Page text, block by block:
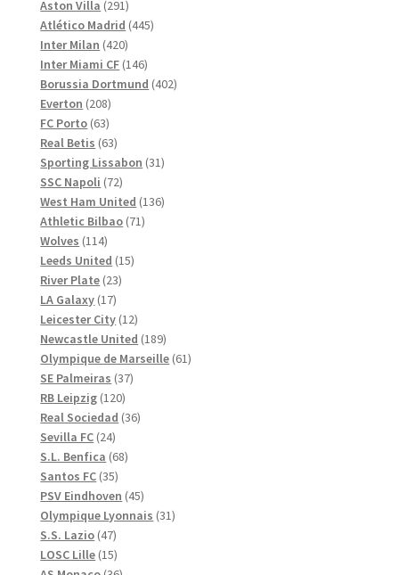
produkter
Aston Villa 291291
produkter
Atlético Madrid 445445
Inter Milan 420420
produkter
Inter Miami CF 146146
produkter
Borussia Dortmund 402402
Everton 208208
produkter
FC Porto 6363
produkter
Real Betis 6363
produkter
Sporting Lissabon 3131
SSC Napoli 7272
produkter
West Ham United 136136
Athletic Bilbao 7171
Wolves 114114
produkter
Leeds United 1515
River Plate 2323
LA Galaxy 1717
produkter
Leicester City 1212
produkter
Newcastle United 189189
produkter
Olympique de Marseille 6161
SE Palmeiras 3737
RB Leipzig 120120
produkter
Real Sociedad 3636
Sevilla FC 2424
produkter
S.L. Benfica 6868
Santos FC 3535
produkter
PSV Eindhoven 4545
produkter
Olympique Lyonnais 3131
S.S. Lazio 4747
produkter
LOSC Lille 1515